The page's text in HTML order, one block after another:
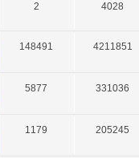
2 4028
148491 4211851
5877 331036
1179 205245